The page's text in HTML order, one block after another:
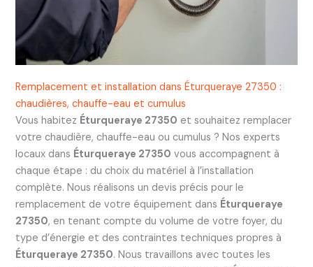
Remplacement et installation dans Éturqueraye 27350 :
chaudières, chauffe-eau et cumulus
Vous habitez Éturqueraye 27350 et souhaitez remplacer
votre chaudière, chauffe-eau ou cumulus ? Nos experts
locaux dans Éturqueraye 27350 vous accompagnent à
chaque étape : du choix du matériel à l’installation
complète. Nous réalisons un devis précis pour le
remplacement de votre équipement dans Éturqueraye
27350, en tenant compte du volume de votre foyer, du
type d’énergie et des contraintes techniques propres à
Éturqueraye 27350. Nous travaillons avec toutes les